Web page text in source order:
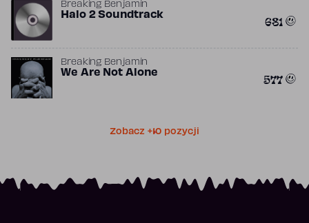
Breaking Benjamin
Halo 2 Soundtrack 681
Breaking Benjamin
We Are Not Alone 577
Zobacz +10 pozycji